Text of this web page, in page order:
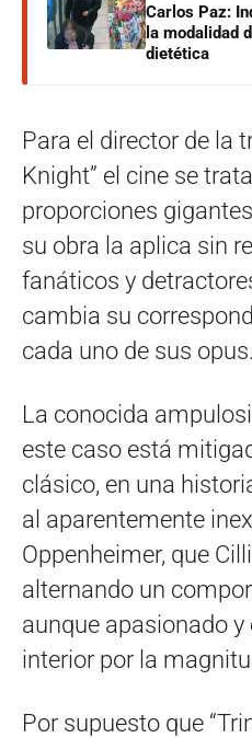
Carlos Paz:
la modalidad
dietética
Para el director de la
Knight” el cine se
proporciones
su obra la aplica sin
fanáticos y
cambia su
cada uno de sus opus.
La conocida
este caso está
clásico, en una
al aparentemente
Oppenheimer, que
alternando un
aunque apasionado
interior por la
Por supuesto que